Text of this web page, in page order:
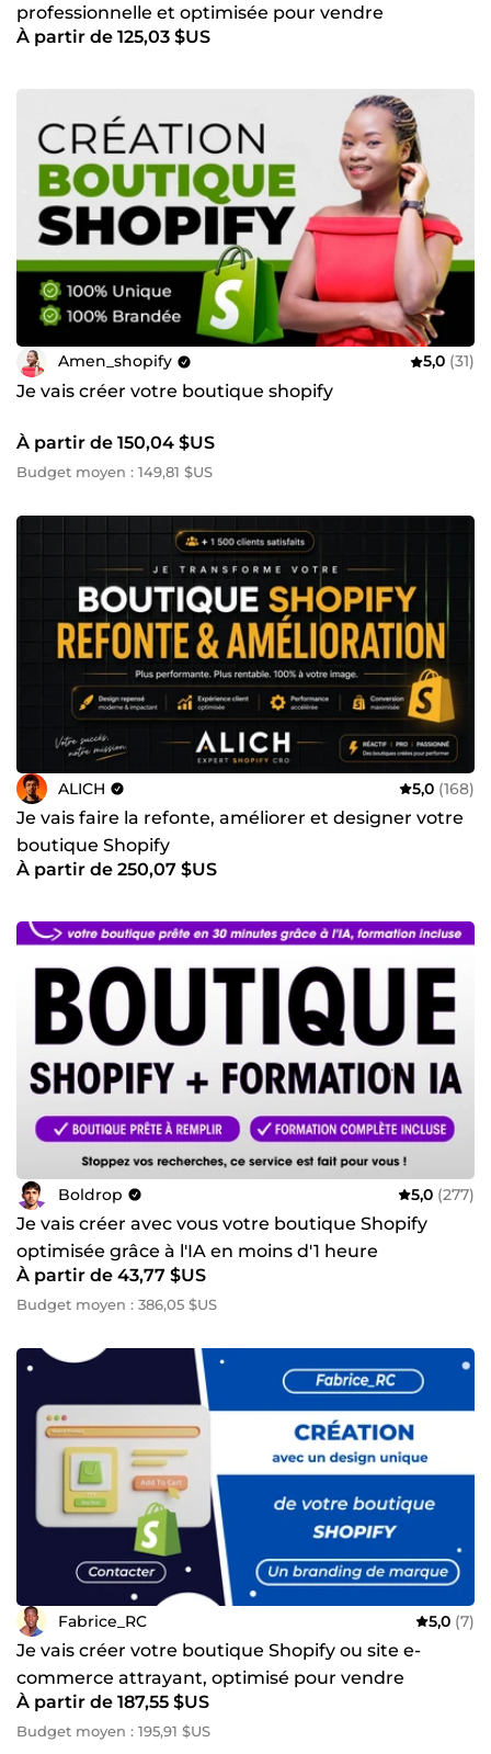
professionnelle et optimisée pour vendre
À partir de 125,03 $US
Amen_shopify 5,0 (31)
Je vais créer votre boutique shopify
À partir de 150,04 $US
Budget moyen : 149,81 $US
ALICH 5,0 (168)
Je vais faire la refonte, améliorer et designer votre
boutique Shopify
À partir de 250,07 $US
Boldrop 5,0 (277)
Je vais créer avec vous votre boutique Shopify
optimisée grâce à l'IA en moins d'1 heure
À partir de 43,77 $US
Budget moyen : 386,05 $US
Fabrice_RC 5,0 (7)
Je vais créer votre boutique Shopify ou site e-
commerce attrayant, optimisé pour vendre
À partir de 187,55 $US
Budget moyen : 195,91 $US